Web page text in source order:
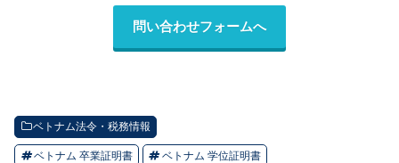
問い合わせフォームへ
ベトナム法令・税務情報
ベトナム 卒業証明書 ベトナム 学位証明書